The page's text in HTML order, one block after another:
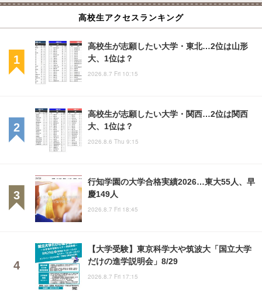
高校生アクセスランキング
高校生が志願したい大学・東北…2位は山形
大、1位は？
2026.8.7 Fri 10:15
高校生が志願したい大学・関西…2位は関西
大、1位は？
2026.8.6 Thu 9:15
行知学園の大学合格実績2026…東大55人、早
慶149人
2026.8.7 Fri 18:45
【大学受験】東京科学大や筑波大「国立大学
だけの進学説明会」8/29
2026.8.7 Fri 17:15